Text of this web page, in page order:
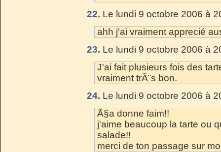
22. Le lundi 9 octobre 2006 à
ahh j'ai vraiment apprecié
23. Le lundi 9 octobre 2006 à
J'ai fait plusieurs fois des
vraiment trÃ¨s bon.
24. Le lundi 9 octobre 2006 à
Ã§a donne faim!!
j'aime beaucoup la tarte ou
salade!!
merci de ton passage sur